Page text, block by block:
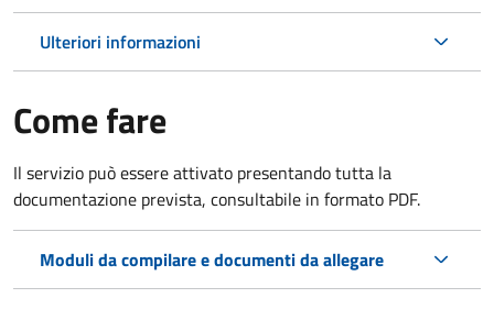
Ulteriori informazioni
Come fare
Il servizio può essere attivato presentando tutta la
documentazione prevista, consultabile in formato PDF.
Moduli da compilare e documenti da allegare